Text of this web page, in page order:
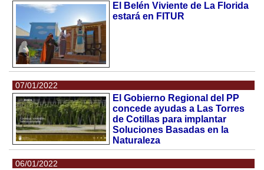
El Belén Viviente de La Florida
estará en FITUR
07/01/2022
El Gobierno Regional del PP
concede ayudas a Las Torres
de Cotillas para implantar
Soluciones Basadas en la
Naturaleza
06/01/2022